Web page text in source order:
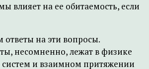
влияет на ее обитаемость, если
на эти вопросы.
несомненно, лежат в физике
и взаимном притяжении